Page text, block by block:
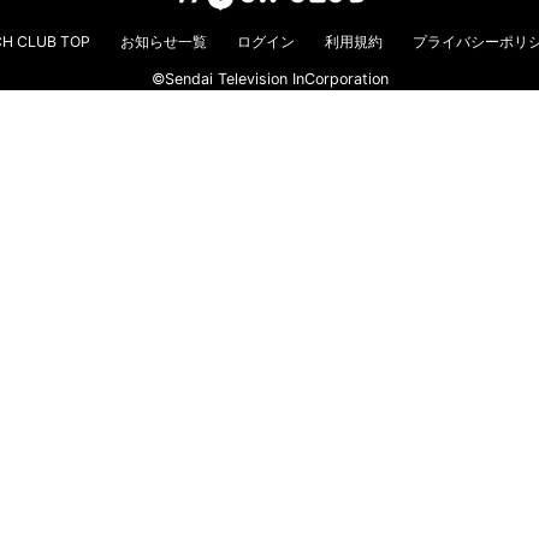
CLUB TOP お知らせ一覧 ログイン 利用規約 プライバシーポリ
©Sendai Television InCorporation